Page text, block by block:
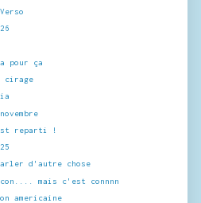
pour ça
cirage
reparti !
d'autre chose
mais c'est connnn
americaine